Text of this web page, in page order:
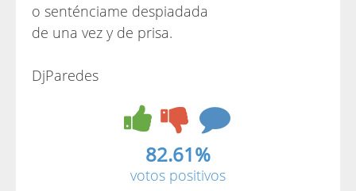
o senténciame despiadada
de una vez y de prisa.
DjParedes
82.61%
votos positivos